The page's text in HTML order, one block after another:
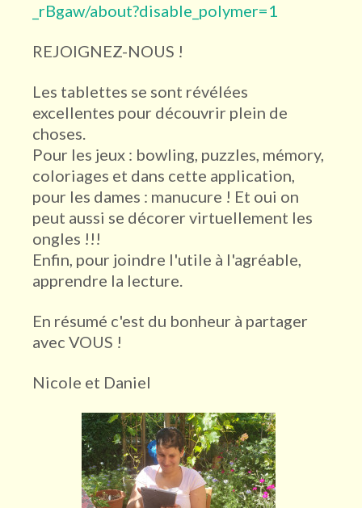
_rBgaw/about?disable_polymer=1
REJOIGNEZ-NOUS !
Les tablettes se sont révélées
excellentes pour découvrir plein de
choses.
Pour les jeux : bowling, puzzles, mémory,
coloriages et dans cette application,
pour les dames : manucure ! Et oui on
peut aussi se décorer virtuellement les
ongles !!!
Enfin, pour joindre l'utile à l'agréable,
apprendre la lecture.
En résumé c'est du bonheur à partager
avec VOUS !
Nicole et Daniel